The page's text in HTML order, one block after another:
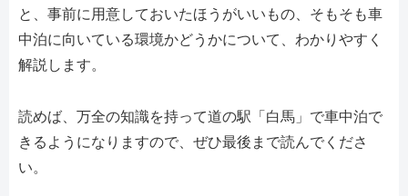
と、事前に用意しておいたほうがいいもの、そもそも車
中泊に向いている環境かどうかについて、わかりやすく
解説します。
読めば、万全の知識を持って道の駅「白馬」で車中泊で
きるようになりますので、ぜひ最後まで読んでくださ
い。